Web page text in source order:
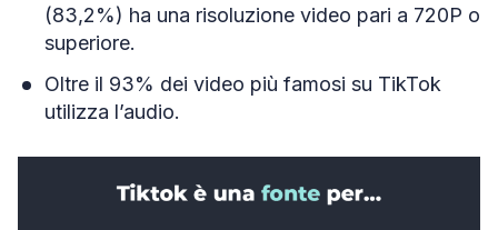
(83,2%) ha una risoluzione video pari a 720P o
superiore.
Oltre il 93% dei video più famosi su TikTok
utilizza l’audio.